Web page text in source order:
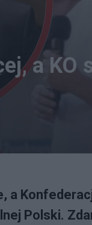
a KO
a
Polski.